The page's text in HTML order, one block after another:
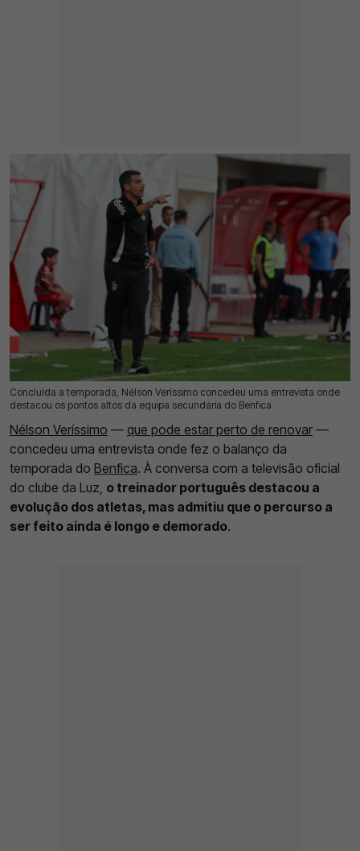
Concluída a temporada, Nélson Veríssimo concedeu uma entrevista onde
destacou os pontos altos da equipa secundária do Benfica
26 Mai 2026 | 12:48 | 0
Nélson Veríssimo — que pode estar perto de renovar —
concedeu uma entrevista onde fez o balanço da
temporada do Benfica. À conversa com a televisão oficial
do clube da Luz, o treinador português destacou a
evolução dos atletas, mas admitiu que o percurso a
ser feito ainda é longo e demorado.